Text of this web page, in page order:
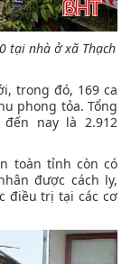
tại nhà ở xã Thạch
trong đó, 169 ca
phong tỏa. Tổng
đến nay là 2.912
toàn tỉnh còn có
được cách ly,
điều trị tại các cơ